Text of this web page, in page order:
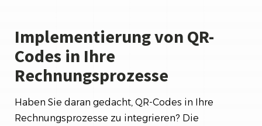
Implementierung von QR-
Codes in Ihre
Rechnungsprozesse
Haben Sie daran gedacht, QR-Codes in Ihre
Rechnungsprozesse zu integrieren? Die